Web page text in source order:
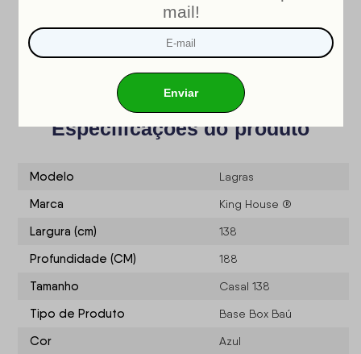
Nosso produto é certificado pelo
CERTIFICADO DE CONFORMIDADE NÚMERO: 07424-001-
02/2019
Especificações do produto
Modelo Lagras
Marca King House ®
Largura (cm) 138
Profundidade (CM) 188
Tamanho Casal 138
Tipo de Produto Base Box Baú
Cor Azul